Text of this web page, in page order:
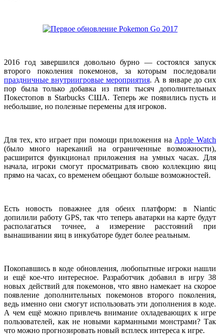
2016 год завершился довольно бурно — состоялся запуск
второго поколения покемонов, за которым последовали
праздничные внутриигровые мероприятия. А в январе до сих
пор была только добавка из пяти тысяч дополнительных
Покестопов в Starbucks США. Теперь же появились пусть и
небольшие, но полезные перемены для игроков.
Для тех, кто играет при помощи приложения на Apple Watch
(было много нареканий на ограниченные возможности),
расширится функционал приложения на умных часах. Для
начала, игроки смогут просматривать свою коллекцию яиц
прямо на часах, со временем обещают больше возможностей.
Есть новость поважнее для обеих платформ: в Niantic
допилили работу GPS, так что теперь аватарки на карте будут
располагаться точнее, а измерение расстояний при
вынашивании яиц в инкубаторе будет более реальным.
Покопавшись в коде обновления, любопытные игроки нашли
и ещё кое-что интересное. Разработчик добавил в игру 38
новых действий для покемонов, что явно намекает на скорое
появление дополнительных покемонов второго поколения,
ведь именно они смогут использовать эти дополнения в коде.
А чем ещё можно привлечь внимание охладевающих к игре
пользователей, как не новыми карманными монстрами? Так
что можно прогнозировать новый всплеск интереса к игре.